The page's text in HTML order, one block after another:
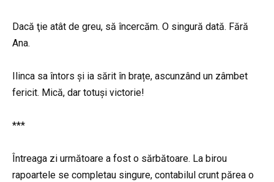
Dacă ţie atât de greu, să încercăm. O singură dată. Fără
Ana.
Ilinca sa întors și ia sărit în brațe, ascunzând un zâmbet
fericit. Mică, dar totuși victorie!
***
Întreaga zi următoare a fost o sărbătoare. La birou
rapoartele se completau singure, contabilul crunt părea o